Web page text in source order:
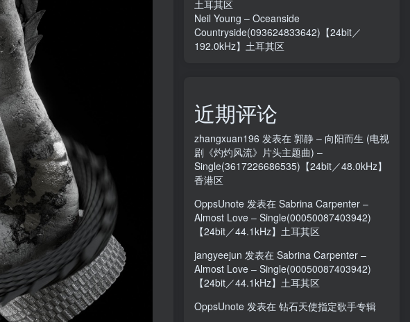
土耳其区
Neil Young – Oceanside
Countryside(093624833642)【24bit／
192.0kHz】土耳其区
近期评论
zhangxuan196 发表在 郭静 – 向阳而生 (电视
剧《灼灼风流》片头主题曲) –
Single(3617226686535)【24bit／48.0kHz】
香港区
OppsUnote 发表在 Sabrina Carpenter –
Almost Love – Single(00050087403942)
【24bit／44.1kHz】土耳其区
jangyeejun 发表在 Sabrina Carpenter –
Almost Love – Single(00050087403942)
【24bit／44.1kHz】土耳其区
OppsUnote 发表在 钻石天使指定歌手专辑